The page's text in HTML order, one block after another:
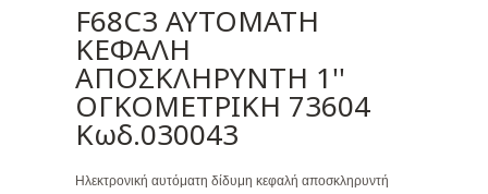
F68C3 ΑΥΤΟΜΑΤΗ
ΚΕΦΑΛΗ
ΑΠΟΣΚΛΗΡΥΝΤΗ 1''
ΟΓΚΟΜΕΤΡΙΚΗ 73604
Κωδ.030043
Ηλεκτρονική αυτόματη δίδυμη κεφαλή αποσκληρυντή